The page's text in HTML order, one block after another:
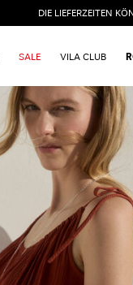
DIE LIEFERZEITEN
SALE VILA CLUB